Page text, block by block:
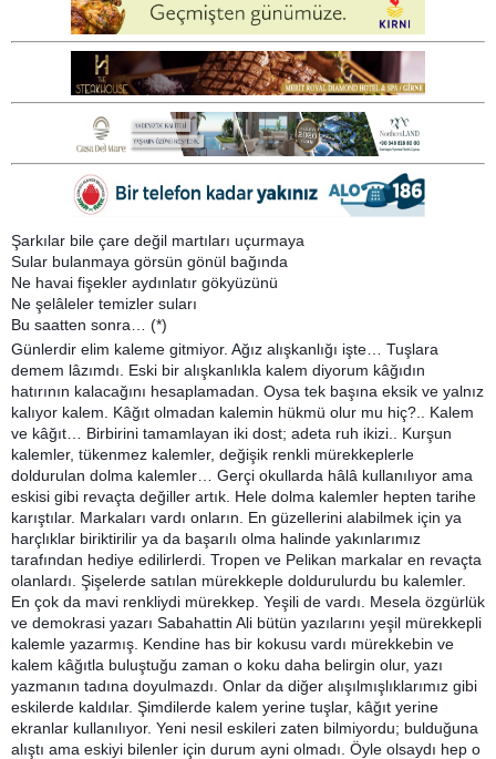
Şarkılar bile çare değil martıları uçurmaya
Sular bulanmaya görsün gönül bağında
Ne havai fişekler aydınlatır gökyüzünü
Ne şelâleler temizler suları
Bu saatten sonra… (*)
Günlerdir elim kaleme gitmiyor. Ağız alışkanlığı işte… Tuşlara
demem lâzımdı. Eski bir alışkanlıkla kalem diyorum kâğıdın
hatırının kalacağını hesaplamadan. Oysa tek başına eksik ve yalnız
kalıyor kalem. Kâğıt olmadan kalemin hükmü olur mu hiç?.. Kalem
ve kâğıt… Birbirini tamamlayan iki dost; adeta ruh ikizi.. Kurşun
kalemler, tükenmez kalemler, değişik renkli mürekkeplerle
doldurulan dolma kalemler… Gerçi okullarda hâlâ kullanılıyor ama
eskisi gibi revaçta değiller artık. Hele dolma kalemler hepten tarihe
karıştılar. Markaları vardı onların. En güzellerini alabilmek için ya
harçlıklar biriktirilir ya da başarılı olma halinde yakınlarımız
tarafından hediye edilirlerdi. Tropen ve Pelikan markalar en revaçta
olanlardı. Şişelerde satılan mürekkeple doldurulurdu bu kalemler.
En çok da mavi renkliydi mürekkep. Yeşili de vardı. Mesela özgürlük
ve demokrasi yazarı Sabahattin Ali bütün yazılarını yeşil mürekkepli
kalemle yazarmış. Kendine has bir kokusu vardı mürekkebin ve
kalem kâğıtla buluştuğu zaman o koku daha belirgin olur, yazı
yazmanın tadına doyulmazdı. Onlar da diğer alışılmışlıklarımız gibi
eskilerde kaldılar. Şimdilerde kalem yerine tuşlar, kâğıt yerine
ekranlar kullanılıyor. Yeni nesil eskileri zaten bilmiyordu; bulduğuna
alıştı ama eskiyi bilenler için durum ayni olmadı. Öyle olsaydı hep o